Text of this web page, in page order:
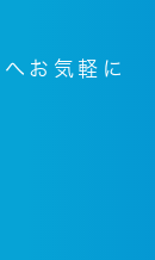
お気軽に